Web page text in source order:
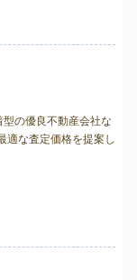
の優良不動産会社な
適な査定価格を提案し